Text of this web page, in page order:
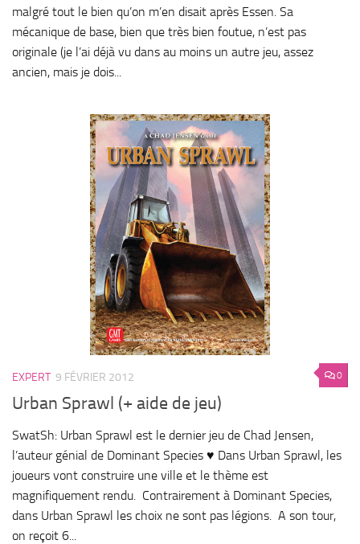
malgré tout le bien qu’on m’en disait après Essen. Sa
mécanique de base, bien que très bien foutue, n’est pas
originale (je l’ai déjà vu dans au moins un autre jeu, assez
ancien, mais je dois...
0
EXPERT 9 FÉVRIER 2012
Urban Sprawl (+ aide de jeu)
SwatSh: Urban Sprawl est le dernier jeu de Chad Jensen,
l’auteur génial de Dominant Species ♥ Dans Urban Sprawl, les
joueurs vont construire une ville et le thème est
magnifiquement rendu. Contrairement à Dominant Species,
dans Urban Sprawl les choix ne sont pas légions. A son tour,
on reçoit 6...